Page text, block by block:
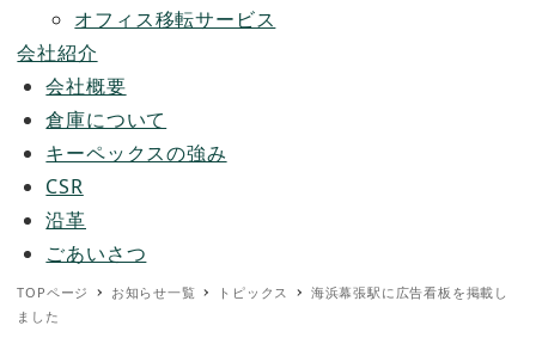
オフィス移転サービス
会社紹介
会社概要
倉庫について
キーペックスの強み
CSR
沿革
ごあいさつ
TOPページ お知らせ一覧 トピックス
海浜幕張駅に広告看板を掲載し
ました